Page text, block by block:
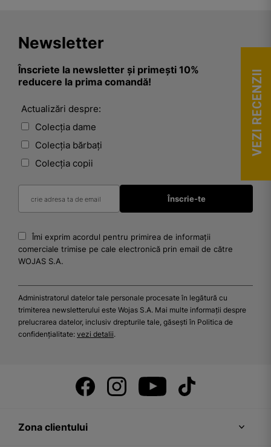
Newsletter
Înscriete la newsletter și primești 10%
reducere la prima comandă!
Actualizări despre:
Colecția dame
Colecția bărbați
Colecția copii
Îmi exprim acordul pentru primirea de informații
comerciale trimise pe cale electronică prin email de către
WOJAS S.A.
Administratorul datelor tale personale procesate în legătură cu
trimiterea newsletterului este Wojas S.A. Mai multe informații despre
prelucrarea datelor, inclusiv drepturile tale, găsești în Politica de
confidențialitate: vezi detalii.
Zona clientului
VEZI RECENZII